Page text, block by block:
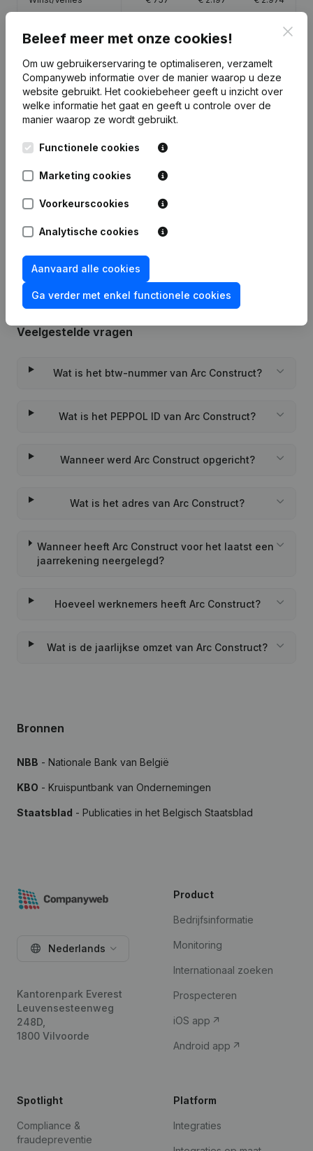
Eigen vermogen € 8.427 €7.670 5.474
Brutomarge € 4.921 €3.966 €4.880
Publicatiesvan Arc Construct
08-04-2022
Rubriek Oprichting (Nieuwe
Rechtspersoon, Opening Bijkantoor,
Veelgestelde vragen
Wat is het btw-nummer van Arc Construct?
Wat is het PEPPOL ID van Arc Construct?
Wanneer werd Arc Construct opgericht?
Wat is het adres van Arc Construct?
Wanneer heeft Arc Construct voor het laatst een
jaarrekening neergelegd?
Hoeveel werknemers heeft Arc Construct?
Wat is de jaarlijkse omzet van Arc Construct?
Bronnen
NBB - Nationale Bank van België
KBO - Kruispuntbank van Ondernemingen
Staatsblad - Publicaties in het Belgisch Staatsblad
Beleef meer met onze cookies!
Om uw gebruikerservaring te optimaliseren, verzamelt
Companyweb informatie over de manier waarop u deze
website gebruikt. Het cookiebeheer geeft u inzicht over
welke informatie het gaat en geeft u controle over de
manier waarop ze wordt gebruikt.
Functionele cookies
Marketing cookies
Voorkeurscookies
Analytische cookies
Aanvaard alle cookies
Ga verder met enkel functionele cookies
Nederlands
Kantorenpark Everest
Leuvensesteenweg
248D,
1800 Vilvoorde
Product
Bedrijfsinformatie
Monitoring
Internationaal zoeken
Prospecteren
iOS app
Android app
Spotlight
Compliance &
fraudepreventie
Platform
Integraties